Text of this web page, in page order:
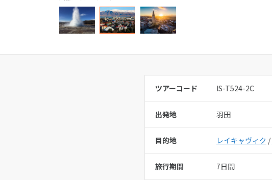
ツアーコード IS-T524-2C
出発地 羽田
目的地 レイキャヴィク /
旅行期間 7日間